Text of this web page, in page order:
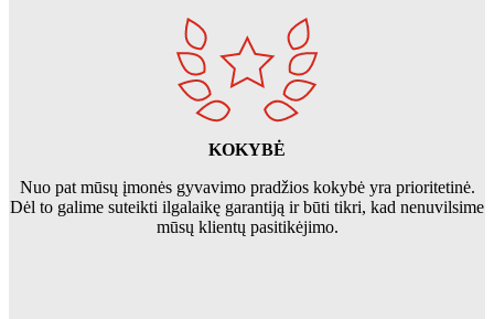
KOKYBĖ
Nuo pat mūsų įmonės gyvavimo pradžios kokybė yra prioritetinė.
Dėl to galime suteikti ilgalaikę garantiją ir būti tikri, kad nenuvilsime
mūsų klientų pasitikėjimo.